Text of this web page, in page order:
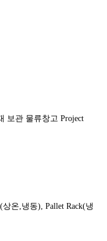
보관 물류창고 Project
온,냉동), Pallet Rack(냉